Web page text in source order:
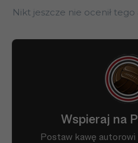
Nikt jeszcze nie ocenił tego